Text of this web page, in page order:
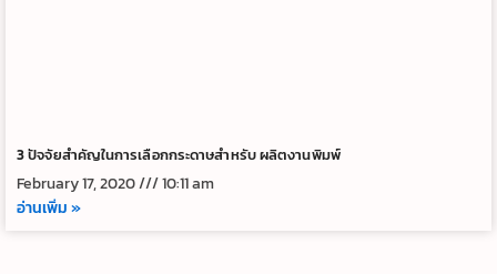
3 ปัจจัยสำคัญในการเลือกกระดาษสำหรับ ผลิตงานพิมพ์
February 17, 2020
10:11 am
อ่านเพิ่ม »